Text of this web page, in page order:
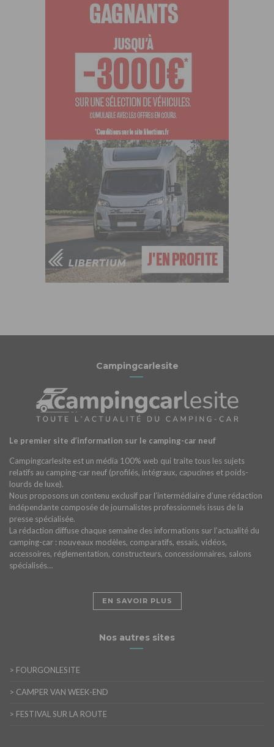
Campingcarlesite
Le premier site d’information sur le camping-car neuf
Campingcarlesite est un média 100% web qui traite tous les sujets
relatifs au camping-car neuf (profilés, intégraux, capucines et poids-
lourds de luxe).
Nous proposons un contenu exclusif par l’intermédiaire d’une rédaction
indépendante composée de journalistes professionnels issus de la
presse spécialisée.
La rédaction diffuse chaque semaine des informations sur l’actualité du
camping-car : nouveaux modèles, comparatifs, essais, vidéos,
accessoires, réglementation, constructeurs, concessionnaires, salons
spécialisés…
EN SAVOIR PLUS
Nos autres sites
> FOURGONLESITE
> CAMPER VAN WEEK-END
> FESTIVAL SUR LA ROUTE